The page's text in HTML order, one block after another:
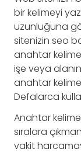
bir kelimeyi
uzunluğuna
sitenizin seo
anahtar
işe veya
anahtar
Defalarca
Anahtar
sıralara
vakit